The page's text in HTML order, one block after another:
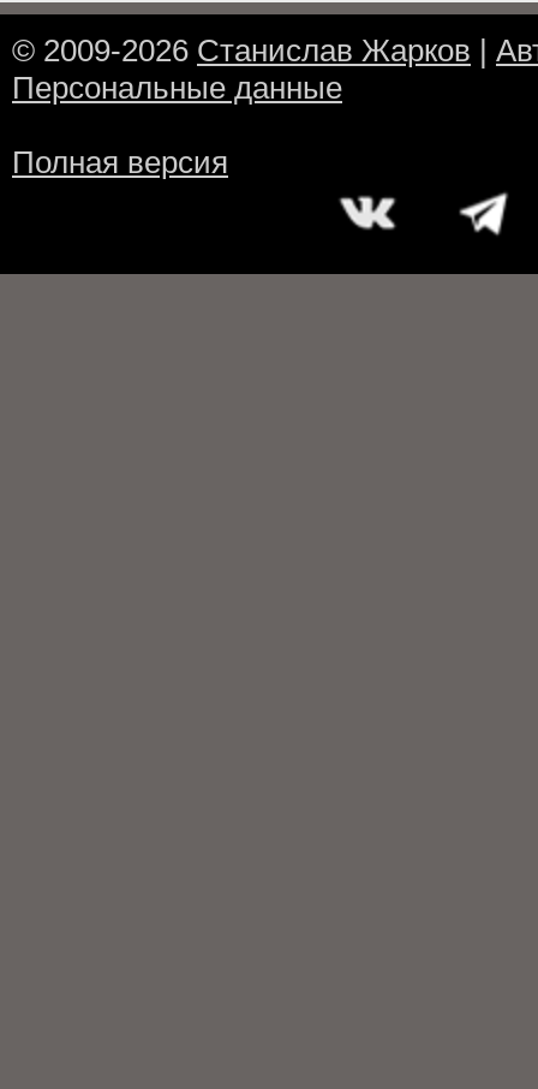
© 2009-2026 Станислав Жарков |
Персональные данные
Полная версия